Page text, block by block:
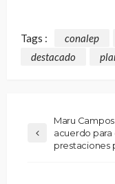
Tags : conalep
destacado
Maru
acuerdo para
prestaciones